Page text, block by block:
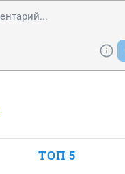
ТОП 5